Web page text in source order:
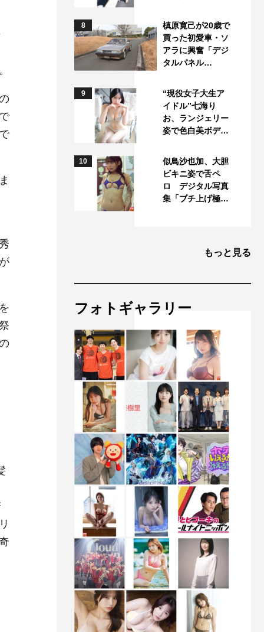
8
槙原寛己が20歳で
買った初愛車・ソ
アラに興奮「デジ
タルパネル…
9
“現役女子大生ア
イドル”七海り
お、ランジェリー
姿で色白美ボデ…
10
似鳥沙也加、大胆
ビキニ姿で舌ペ
ロ デジタル写真
集「ブチ上げ極…
もっと見る
フォトギャラリー